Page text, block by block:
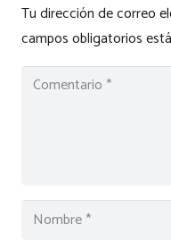
Tu dirección de correo
campos obligatorios